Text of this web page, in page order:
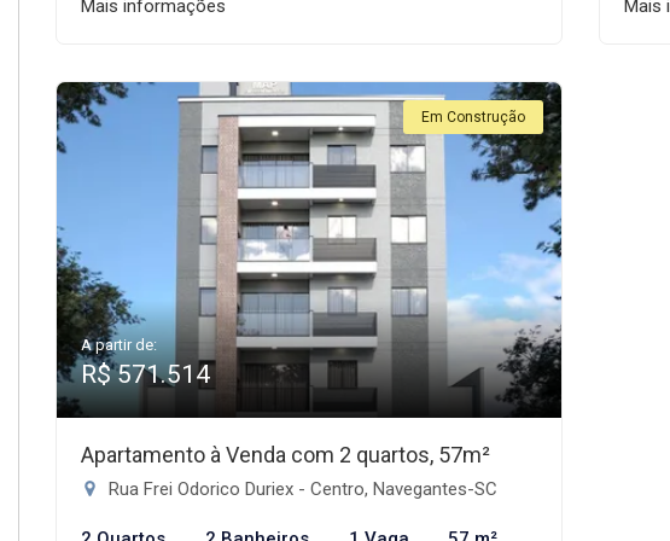
Mais informações Mais
Em Construção
A partir de:
R$ 571.514
Apartamento à Venda com 2 quartos, 57m²
Rua Frei Odorico Duriex - Centro, Navegantes-SC